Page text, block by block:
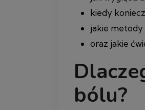
kiedy
jakie metody
oraz jakie
bólu?